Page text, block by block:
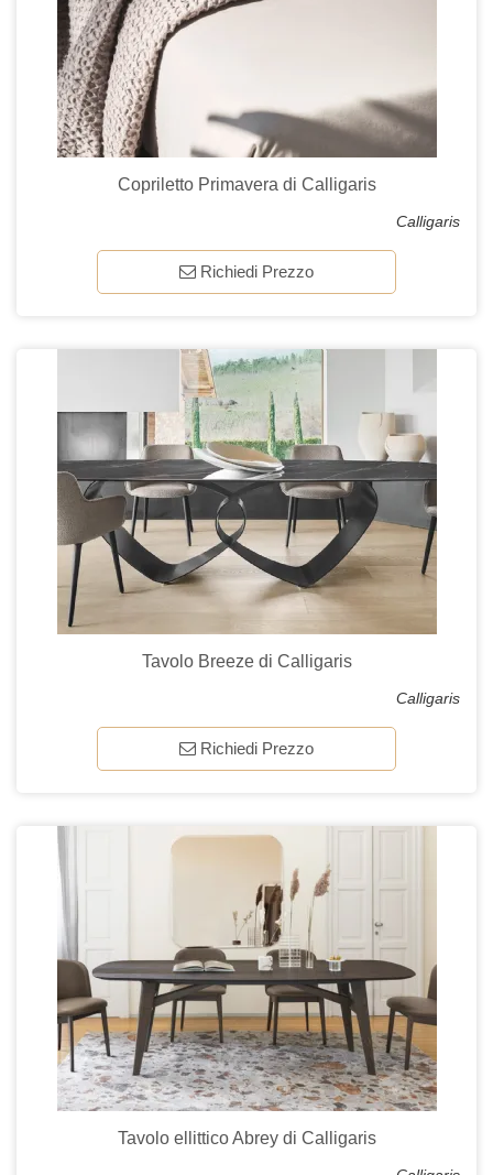
Copriletto Primavera di Calligaris
Calligaris
Richiedi Prezzo
Tavolo Breeze di Calligaris
Calligaris
Richiedi Prezzo
Tavolo ellittico Abrey di Calligaris